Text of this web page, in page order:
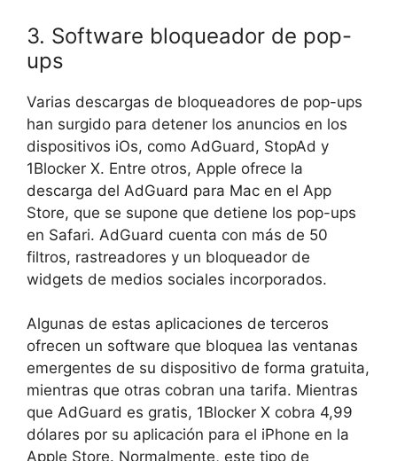
3. Software bloqueador de pop-
ups
Varias descargas de bloqueadores de pop-ups
han surgido para detener los anuncios en los
dispositivos iOs, como AdGuard, StopAd y
1Blocker X. Entre otros, Apple ofrece la
descarga del AdGuard para Mac en el App
Store, que se supone que detiene los pop-ups
en Safari. AdGuard cuenta con más de 50
filtros, rastreadores y un bloqueador de
widgets de medios sociales incorporados.
Algunas de estas aplicaciones de terceros
ofrecen un software que bloquea las ventanas
emergentes de su dispositivo de forma gratuita,
mientras que otras cobran una tarifa. Mientras
que AdGuard es gratis, 1Blocker X cobra 4,99
dólares por su aplicación para el iPhone en la
Apple Store. Normalmente, este tipo de